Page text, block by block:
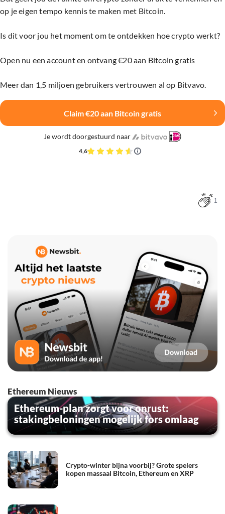
op je eigen tempo kennis te maken met Bitcoin.
Is dit voor jou het moment om te ontdekken hoe crypto werkt?
Open nu een account en ontvang €20 aan Bitcoin gratis
Meer dan 1,5 miljoen gebruikers vertrouwen al op Bitvavo.
Claim €20 aan Bitcoin gratis
Je wordt doorgestuurd naar
4,6
1
Ethereum Nieuws
Ethereum-plan zorgt voor onrust:
stakingbeloningen mogelijk fors omlaag
Crypto-winter bijna voorbij? Grote spelers
kopen massaal Bitcoin, Ethereum en XRP